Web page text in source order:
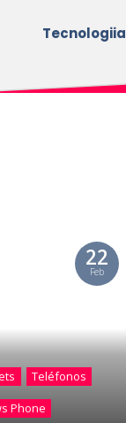
Tecnologiia
22
Feb
Teléfonos
Phone